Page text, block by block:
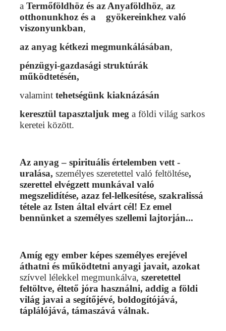
a Termőföldhöz és az Anyaföldhöz, az
otthonunkhoz és a gyökereinkhez való
viszonyunkban,
az anyag kétkezi megmunkálásában,
pénzügyi-gazdasági struktúrák
működtetésén,
valamint tehetségünk kiaknázásán
keresztül tapasztaljuk meg a földi világ sarkos
keretei között.
Az anyag – spirituális értelemben vett -
uralása, személyes szeretettel való feltöltése,
szerettel elvégzett munkával való
megszelidítése, azaz fel-lelkesítése, szakralissá
tétele az Isten által elvárt cél! Ez emel
bennünket a személyes szellemi lajtorján...
Amíg egy ember képes személyes erejével
áthatni és működtetni anyagi javait, azokat
szívvel lélekkel megmunkálva, szeretettel
feltöltve, éltető jóra használni, addig a földi
világ javai a segítőjévé, boldogítójává,
táplálójává, támaszává válnak.